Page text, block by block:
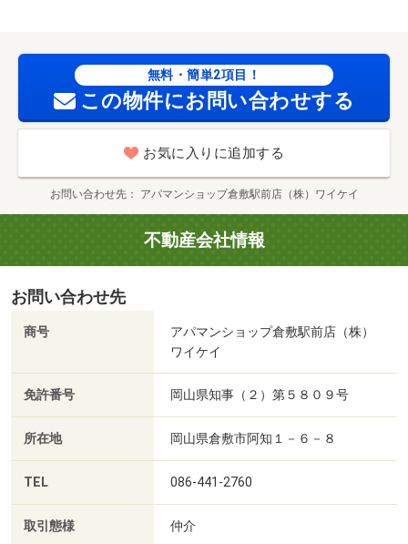
無料・簡単2項目！
この物件にお問い合わせする
お気に入りに追加する
お問い合わせ先 アパマンショップ倉敷駅前店（株）ワイケイ
不動産会社情報
お問い合わせ先
商号
アパマンショップ倉敷駅前店（株）
ワイケイ
免許番号 岡山県知事（２）第５８０９号
所在地 岡山県倉敷市阿知１－６－８
TEL 086-441-2760
取引態様 仲介